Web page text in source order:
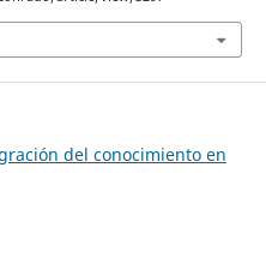
del conocimiento en